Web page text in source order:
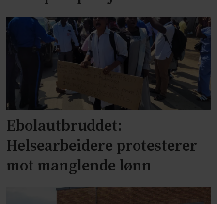
Ebolautbruddet:
Helsearbeidere protesterer
mot manglende lønn